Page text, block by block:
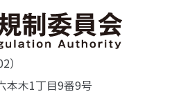
）
木1丁目9番9号